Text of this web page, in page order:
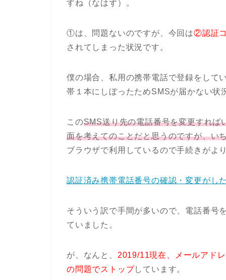
すね（なはず）。
①は、問題ないのですが、今回は②認証
されてしまった状況です。
僕の場合、私用の携帯電話で登録をして
帯１本にしぼったためSMSが届かない状
このSMS送り先の電話番号を変更すれば
面を考えてのことだと思うのですが、い
ブラウザで利用しているので手続きがよ
認証済み携帯電話番号の確認・変更がし
そういう訳で手間が多いので、電話番号
ていました。
が、なんと、 2019/11現在、メールアド
の問題でストップしています。